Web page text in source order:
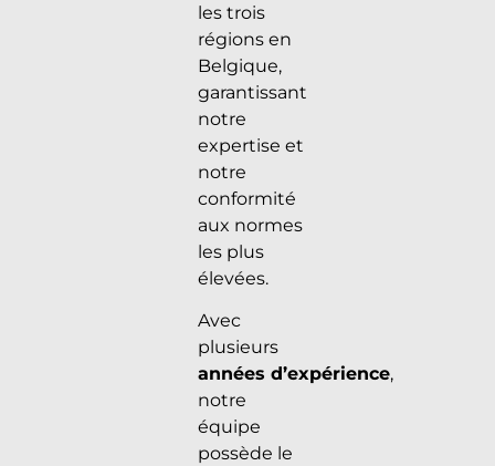
les trois
régions en
Belgique,
garantissant
notre
expertise et
notre
conformité
aux normes
les plus
élevées.
Avec
plusieurs
années d’expérience,
notre
équipe
possède le